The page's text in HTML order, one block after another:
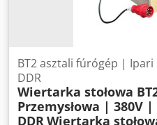
BT2 asztali fúrógép |
DDR
Wiertarka stołowa
Przemysłowa | 380V |
DDRWiertarka